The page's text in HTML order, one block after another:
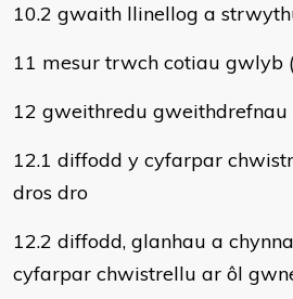
10.2 gwaith llinellog a
11 mesur trwch cotiau gwlyb
12 gweithredu
12.1 diffodd y cyfarpar
dros dro
12.2 diffodd, glanhau a
cyfarpar chwistrellu ar ôl